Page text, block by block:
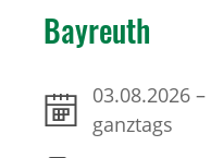
Bayreuth
03.08.2026 –
ganztags